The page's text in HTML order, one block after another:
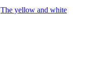
The yellow and white